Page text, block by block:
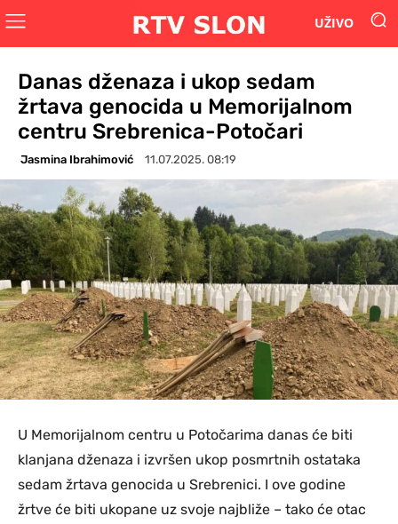
UŽIVO
Danas dženaza i ukop sedam
žrtava genocida u Memorijalnom
centru Srebrenica-Potočari
Jasmina Ibrahimović 11.07.2025. 08:19
U Memorijalnom centru u Potočarima danas će biti
klanjana dženaza i izvršen ukop posmrtnih ostataka
sedam žrtava genocida u Srebrenici. I ove godine
žrtve će biti ukopane uz svoje najbliže – tako će otac